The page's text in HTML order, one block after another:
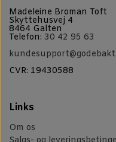
Madeleine Broman Toft
Skyttehusvej 4
8464 Galten
Telefon: 30 42 95 63
CVR: 19430588
Links
Om os